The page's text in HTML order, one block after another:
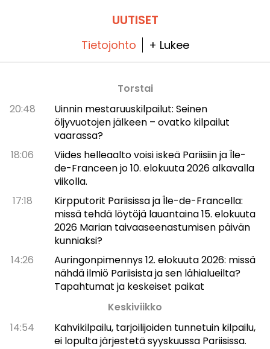
UUTISET
Tietojohto + Lukee
Torstai
20:48
Uinnin mestaruuskilpailut: Seinen
öljyvuotojen jälkeen – ovatko kilpailut
vaarassa?
18:06
Viides helleaalto voisi iskeä Pariisiin ja Île-
de-Franceen jo 10. elokuuta 2026 alkavalla
viikolla.
17:18
Kirpputorit Pariisissa ja Île-de-Francella:
missä tehdä löytöjä lauantaina 15. elokuuta
2026 Marian taivaaseenastumisen päivän
kunniaksi?
14:26
Auringonpimennys 12. elokuuta 2026: missä
nähdä ilmiö Pariisista ja sen lähialueilta?
Tapahtumat ja keskeiset paikat
Keskiviikko
14:54
Kahvikilpailu, tarjoilijoiden tunnetuin kilpailu,
ei lopulta järjestetä syyskuussa Pariisissa.